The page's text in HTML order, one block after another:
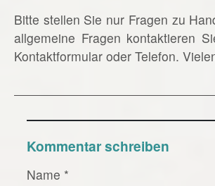
Bitte stellen Sie nur Fragen zu
allgemeine Fragen kontaktieren
Kontaktformular oder Telefon.
Kommentar schreiben
Name *